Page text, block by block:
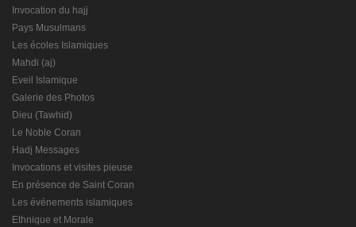
Invocation du hajj
Pays Musulmans
Les écoles Islamiques
Mahdi (aj)
Eveil Islamique
Galerie des Photos
Dieu (Tawhid)
Le Noble Coran
Hadj Messages
Invocations et visites pieuse
En présence de Saint Coran
Les événements islamiques
Ethnique et Morale